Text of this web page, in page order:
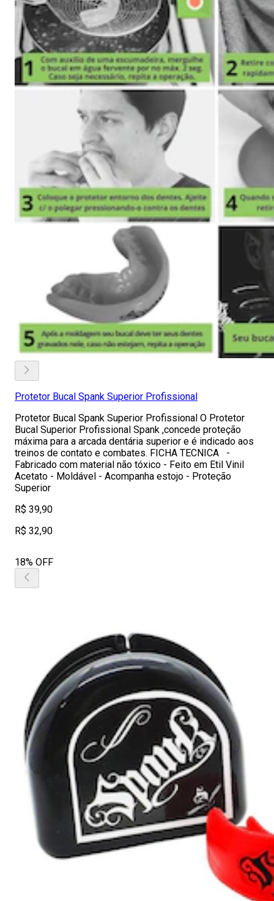
Protetor Bucal Spank Superior Profissional
Protetor Bucal Spank Superior Profissional O Protetor
Bucal Superior Profissional Spank ,concede proteção
máxima para a arcada dentária superior e é indicado aos
treinos de contato e combates. FICHA TECNICA -
Fabricado com material não tóxico - Feito em Etil Vinil
Acetato - Moldável - Acompanha estojo - Proteção
Superior
R$ 39,90
R$ 32,90
18% OFF